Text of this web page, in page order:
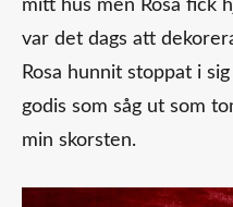
mitt hus men Rosa fick
var det dags att
Rosa hunnit stoppat i
godis som såg ut som
min skorsten.